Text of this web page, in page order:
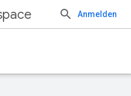
Anmelden